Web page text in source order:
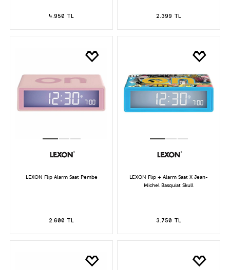
4.950 TL 2.399 TL
LEXON Flip Alarm Saat Pembe
2.600 TL
LEXON Flip + Alarm Saat X Jean-
Michel Basquiat Skull
3.750 TL